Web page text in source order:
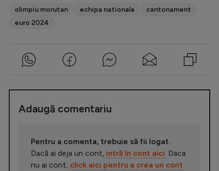
olimpiu morutan echipa nationala
cantonament
euro 2024
Adaugă comentariu
Pentru a comenta, trebuie să fii logat.
Dacă ai deja un cont, intră în cont aici. Daca
nu ai cont, click aici pentru a crea un cont